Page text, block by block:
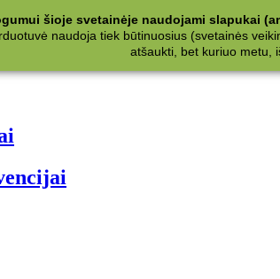
šioje svetainėje naudojami slapukai
naudoja tiek būtinuosius (svetainės
atšaukti, bet kuriuo metu,